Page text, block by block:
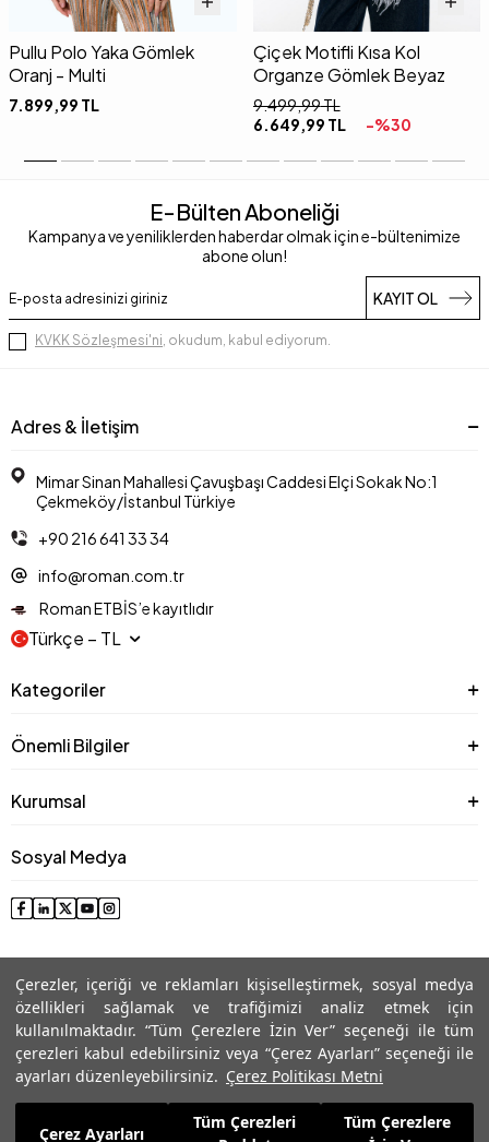
Çerezler, içeriği ve reklamları kişiselleştirmek, sosyal medya
özellikleri sağlamak ve trafiğimizi analiz etmek için
kullanılmaktadır. “Tüm Çerezlere İzin Ver” seçeneği ile tüm
çerezleri kabul edebilirsiniz veya “Çerez Ayarları” seçeneği ile
ayarları düzenleyebilirsiniz. Çerez Politikası Metni
Çerez Ayarları
Tüm Çerezleri
Tüm Çerezlere
5.459,99 TL
Pullu Polo Yaka Gömlek
Oranj - Multi
7.899,99 TL
Çiçek Motifli Kısa Kol
Organze Gömlek Beyaz
9.499,99TL
6.649,99 TL -%30
E-Bülten Aboneliği
Kampanya ve yeniliklerden haberdar olmak için e-bültenimize
abone olun!
KAYIT OL
KVKK Sözleşmesi'ni, okudum, kabul ediyorum.
Adres & İletişim
Mimar Sinan Mahallesi Çavuşbaşı Caddesi Elçi Sokak No:1
Çekmeköy/İstanbul Türkiye
+90 216 641 33 34
info@roman.com.tr
Roman ETBİS’e kayıtlıdır
Türkçe − TL
Kategoriler
Önemli Bilgiler
Kurumsal
Sosyal Medya
© 2025 Roman® Tüm Hakları Saklıdır, İzinsiz kullanılamaz